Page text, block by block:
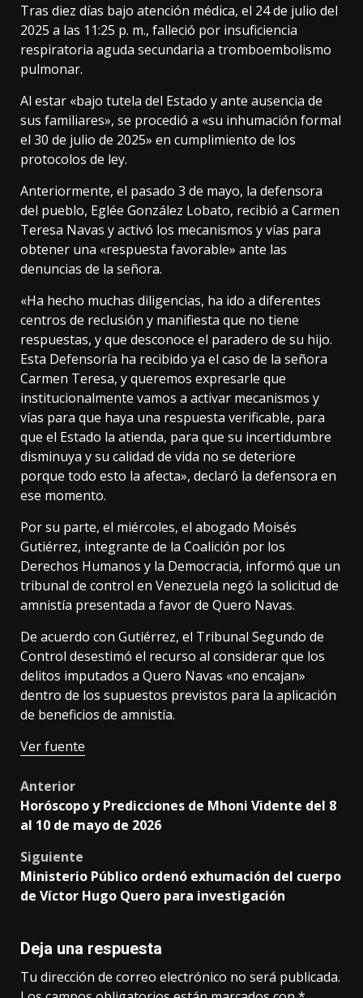
Tras diez días bajo atención médica, el 24 de julio del
2025 a las 11:25 p. m., falleció por insuficiencia
respiratoria aguda secundaria a tromboembolismo
pulmonar.
Al estar «bajo tutela del Estado y ante ausencia de
sus familiares», se procedió a «su inhumación formal
el 30 de julio de 2025» en cumplimiento de los
protocolos de ley.
Anteriormente, el pasado 3 de mayo, la defensora
del pueblo, Eglée González Lobato, recibió a Carmen
Teresa Navas y activó los mecanismos y vías para
obtener una «respuesta favorable» ante las
denuncias de la señora.
«Ha hecho muchas diligencias, ha ido a diferentes
centros de reclusión y manifiesta que no tiene
respuestas, y que desconoce el paradero de su hijo.
Esta Defensoría ha recibido ya el caso de la señora
Carmen Teresa, y queremos expresarle que
institucionalmente vamos a activar mecanismos y
vías para que haya una respuesta verificable, para
que el Estado la atienda, para que su incertidumbre
disminuya y su calidad de vida no se deteriore
porque todo esto la afecta», declaró la defensora en
ese momento.
Por su parte, el miércoles, el abogado Moisés
Gutiérrez, integrante de la Coalición por los
Derechos Humanos y la Democracia, informó que un
tribunal de control en Venezuela negó la solicitud de
amnistía presentada a favor de Quero Navas.
De acuerdo con Gutiérrez, el Tribunal Segundo de
Control desestimó el recurso al considerar que los
delitos imputados a Quero Navas «no encajan»
dentro de los supuestos previstos para la aplicación
de beneficios de amnistía.
Ver fuente
Post
navigation
Anterior
Horóscopo y Predicciones de Mhoni Vidente del 8
al 10 de mayo de 2026
Siguiente
Ministerio Público ordenó exhumación del cuerpo
de Víctor Hugo Quero para investigación
Deja una respuesta
Tu dirección de correo electrónico no será publicada.